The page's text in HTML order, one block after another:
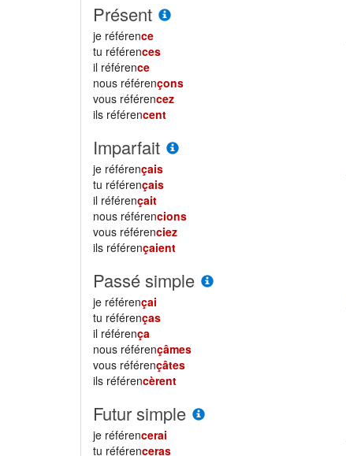
Présent
je référence
tu références
il référence
nous référençons
vous référencez
ils référencent
Imparfait
je référençais
tu référençais
il référençait
nous référencions
vous référenciez
ils référençaient
Passé simple
je référençai
tu référenças
il référença
nous référençâmes
vous référençâtes
ils référencèrent
Futur simple
je référencerai
tu référenceras